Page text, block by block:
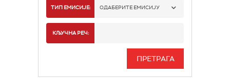
РАДИО БЕОГРАД 1
РАДИО БЕОГРАД 3
ТИП ЕМИСИЈЕ: ОДАБЕРИТЕ ЕМИСИЈУ
ИНФО
КЉУЧНА РЕЧ: